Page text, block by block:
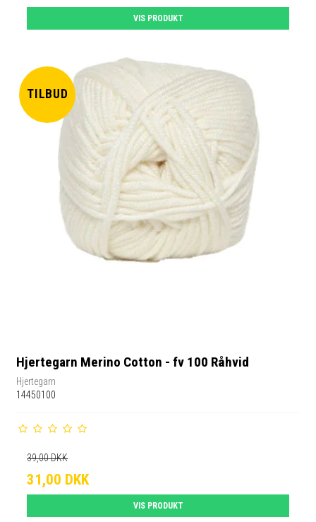
VIS PRODUKT
TILBUD
Hjertegarn Merino Cotton - fv 100 Råhvid
Hjertegarn
14450100
39,00 DKK
31,00 DKK
VIS PRODUKT